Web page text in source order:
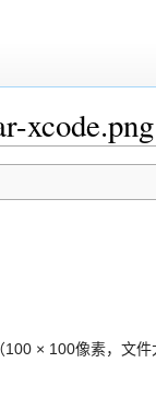
xcode.png
（100 × 100像素，文